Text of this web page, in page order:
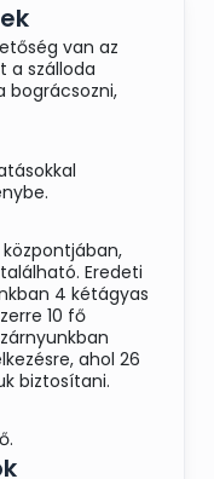
van az
a szálloda
központjában,
Eredeti
4 kétágyas
10 fő
ahol 26
biztosítani.